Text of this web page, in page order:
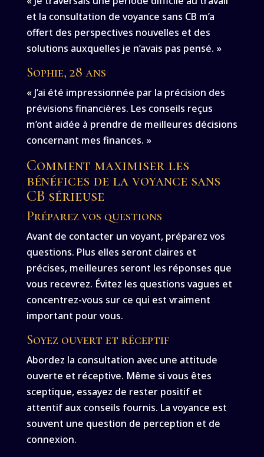
et la consultation de voyance sans CB m’a
offert des perspectives nouvelles et des
solutions auxquelles je n’avais pas pensé. »
Sophie, 28 ans
« J’ai été impressionnée par la précision des
prévisions financières. Les conseils reçus
m’ont aidée à prendre de meilleures décisions
concernant mes finances. »
Comment maximiser les
bénéfices de la voyance sans
CB sérieuse
Préparez vos questions
Avant de contacter un voyant, préparez vos
questions. Plus elles seront claires et
précises, meilleures seront les réponses que
vous recevrez. Évitez les questions vagues et
concentrez-vous sur ce qui est vraiment
important pour vous.
Soyez ouvert et réceptif
Abordez la consultation avec une attitude
ouverte et réceptive. Même si vous êtes
sceptique, essayez de rester positif et
attentif aux conseils fournis. La voyance est
souvent une question de perception et de
connexion.